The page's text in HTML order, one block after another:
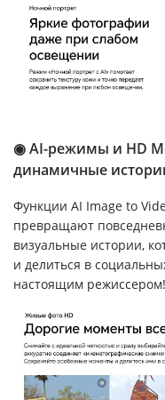
◉ AI-режимы и HD
динамичные
Функции AI Image to
превращают
визуальные истории,
и делиться в
настоящим режиссером!